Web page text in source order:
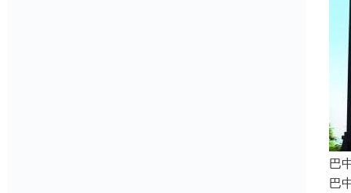
巴
巴